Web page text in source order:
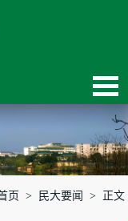
页 > 民大要闻 > 正文